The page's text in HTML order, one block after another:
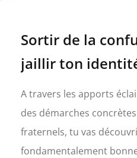
Sortir de la
jaillir ton
A travers les apports
des démarches
fraternels, tu vas
fondamentalement